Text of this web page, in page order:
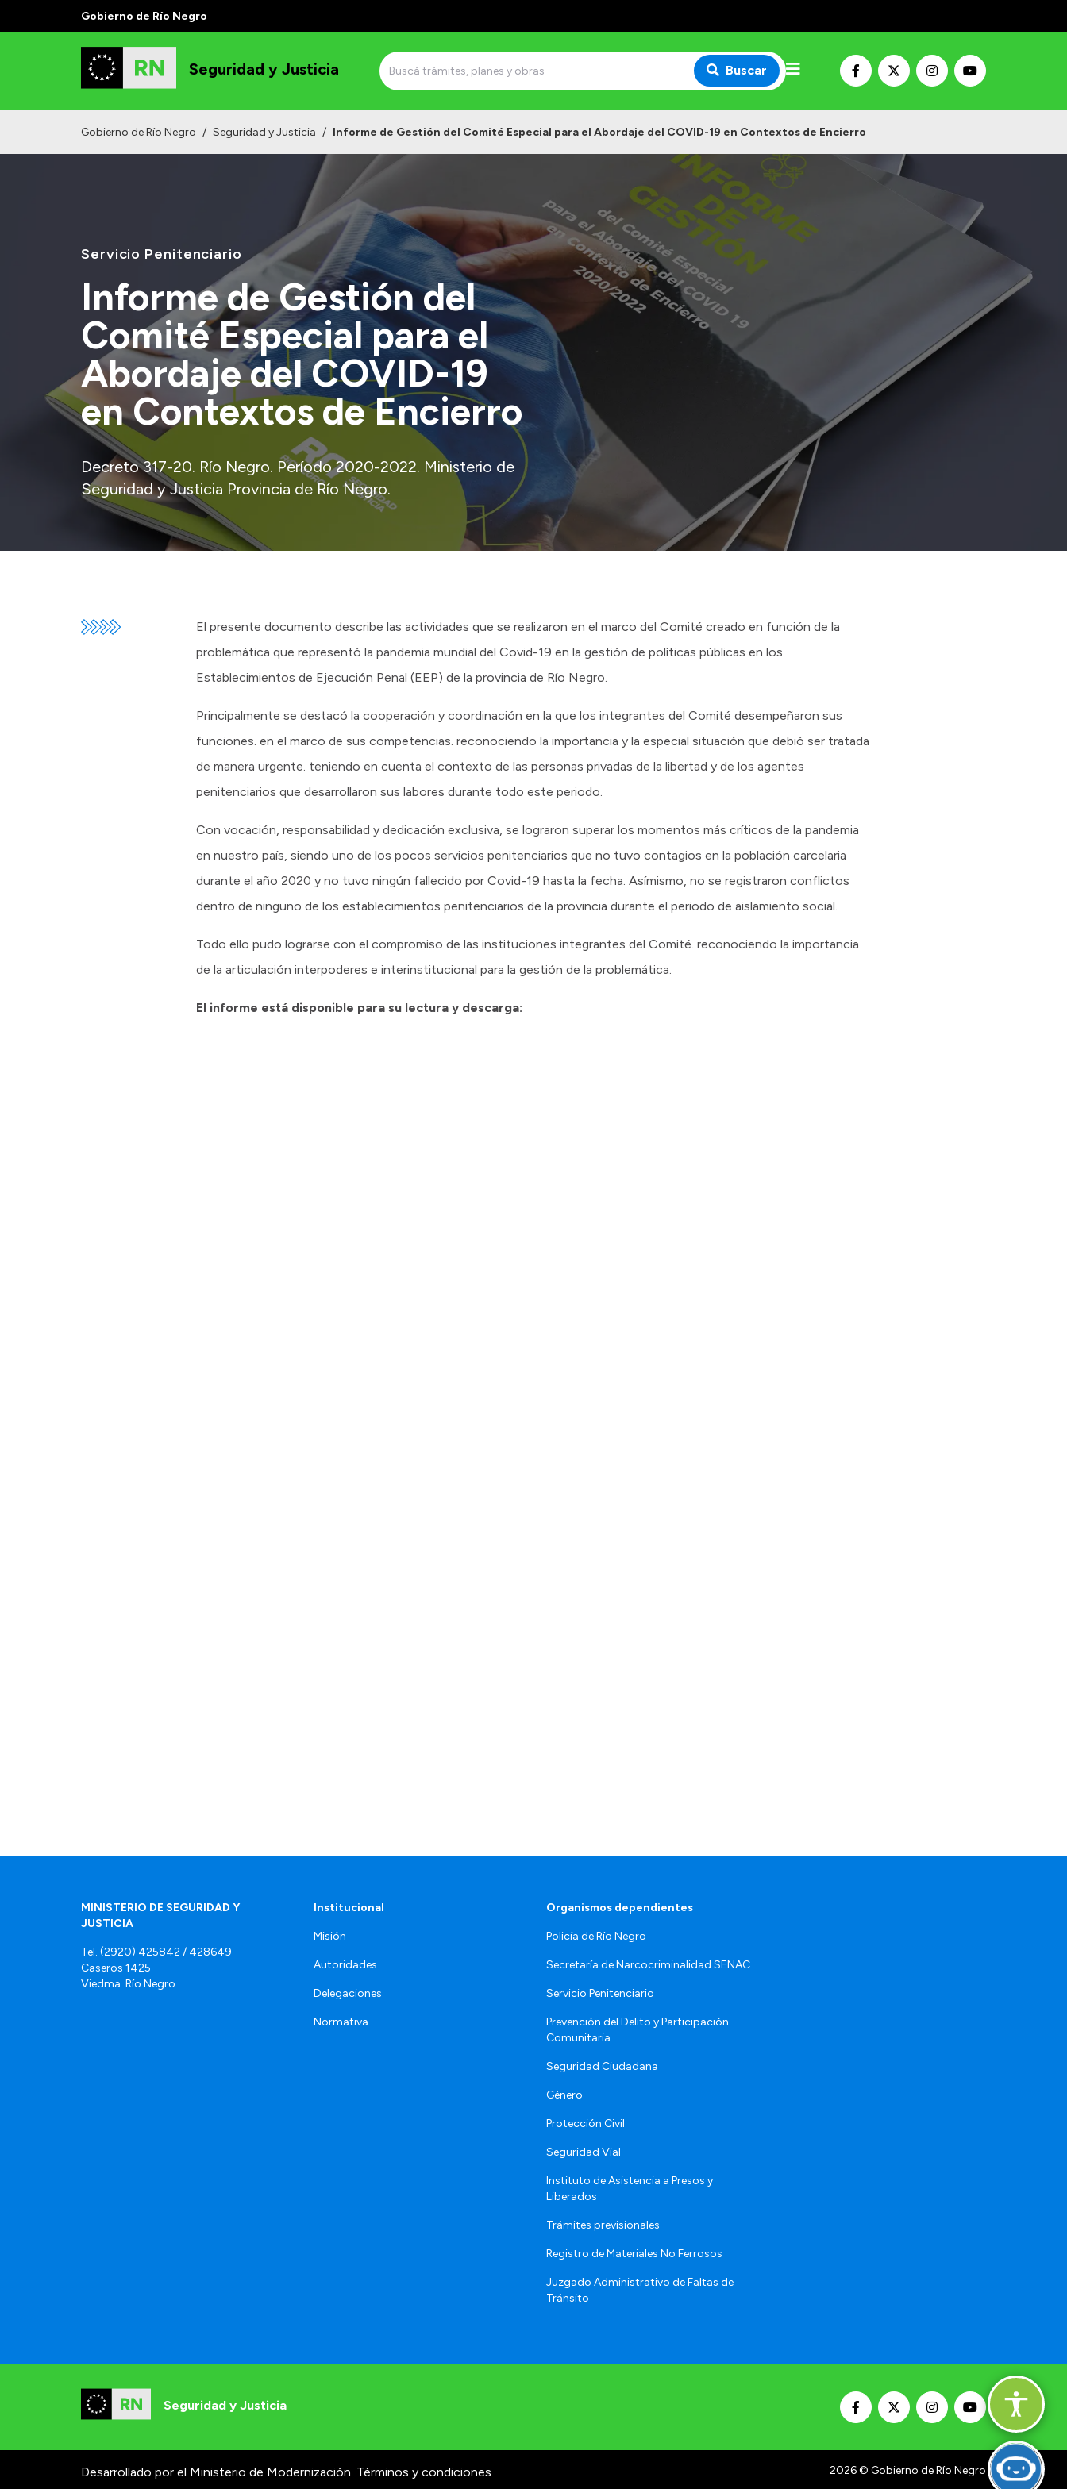
Gobierno de Río Negro
Seguridad y Justicia Buscar
Gobierno de Río Negro / Seguridad y Justicia / Informe de Gestión del Comité Especial para el Abordaje del COVID-19 en Contextos de Encierro
Servicio Penitenciario
Informe de Gestión del
Comité Especial para el
Abordaje del COVID-19
en Contextos de Encierro
Decreto 317-20. Río Negro. Período 2020-2022. Ministerio de
Seguridad y Justicia Provincia de Río Negro.
El presente documento describe las actividades que se realizaron en el marco del Comité creado en función de la
problemática que representó la pandemia mundial del Covid-19 en la gestión de políticas públicas en los
Establecimientos de Ejecución Penal (EEP) de la provincia de Río Negro.
Principalmente se destacó la cooperación y coordinación en la que los integrantes del Comité desempeñaron sus
funciones. en el marco de sus competencias. reconociendo la importancia y la especial situación que debió ser tratada
de manera urgente. teniendo en cuenta el contexto de las personas privadas de la libertad y de los agentes
penitenciarios que desarrollaron sus labores durante todo este periodo.
Con vocación, responsabilidad y dedicación exclusiva, se lograron superar los momentos más críticos de la pandemia
en nuestro país, siendo uno de los pocos servicios penitenciarios que no tuvo contagios en la población carcelaria
durante el año 2020 y no tuvo ningún fallecido por Covid-19 hasta la fecha. Asímismo, no se registraron conflictos
dentro de ninguno de los establecimientos penitenciarios de la provincia durante el periodo de aislamiento social.
Todo ello pudo lograrse con el compromiso de las instituciones integrantes del Comité. reconociendo la importancia
de la articulación interpoderes e interinstitucional para la gestión de la problemática.
El informe está disponible para su lectura y descarga:
MINISTERIO DE SEGURIDAD Y
JUSTICIA
Tel. (2920) 425842 / 428649
Caseros 1425
Viedma. Río Negro
Institucional
Misión
Autoridades
Delegaciones
Normativa
Organismos dependientes
Policía de Río Negro
Secretaría de Narcocriminalidad SENAC
Servicio Penitenciario
Prevención del Delito y Participación
Comunitaria
Seguridad Ciudadana
Género
Protección Civil
Seguridad Vial
Instituto de Asistencia a Presos y
Liberados
Trámites previsionales
Registro de Materiales No Ferrosos
Juzgado Administrativo de Faltas de
Tránsito
Seguridad y Justicia
Desarrollado por el Ministerio de Modernización. Términos y condiciones 2026© Gobierno de Río Negro